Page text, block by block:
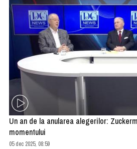
Un an de la anularea alegerilor:
momentului
05 dec 2025, 08:59